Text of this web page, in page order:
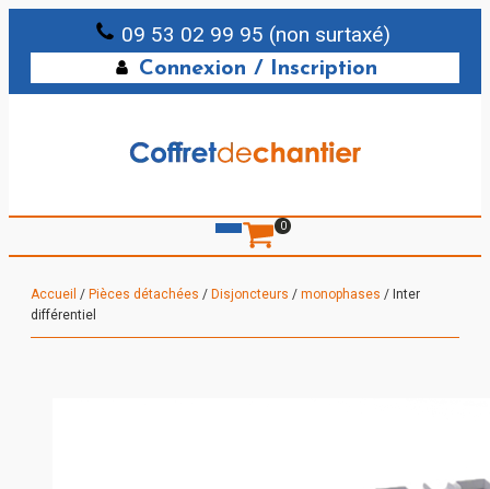
09 53 02 99 95 (non surtaxé)
Connexion / Inscription
0
Accueil / Pièces détachées / Disjoncteurs / monophases / Inter
différentiel